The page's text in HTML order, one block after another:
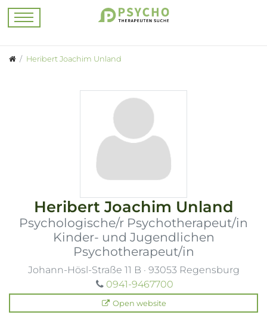
Heribert Joachim Unland
Heribert Joachim Unland
Psychologische/r Psychotherapeut/in
Kinder- und Jugendlichen
Psychotherapeut/in
Johann-Hösl-Straße 11 B · 93053 Regensburg
0941-9467700
Open website